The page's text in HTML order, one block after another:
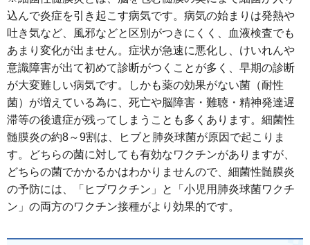
込んで炎症を引き起こす病気です。病気の始まりは発熱や
吐き気など、風邪などと区別がつきにくく、血液検査でも
あまり変化が出ません。症状が急速に悪化し、けいれんや
意識障害が出て初めて診断がつくことが多く、早期の診断
が大変難しい病気です。しかも薬の効果がない菌（耐性
菌）が増えている為に、死亡や脳障害・難聴・精神発達遅
滞等の後遺症が残ってしまうことも多くあります。細菌性
髄膜炎の約8～9割は、ヒブと肺炎球菌が原因で起こりま
す。どちらの菌に対しても有効なワクチンがありますが、
どちらの菌でかかるかはわかりませんので、細菌性髄膜炎
の予防には、「ヒブワクチン」と「小児用肺炎球菌ワクチ
ン」の両方のワクチン接種がより効果的です。